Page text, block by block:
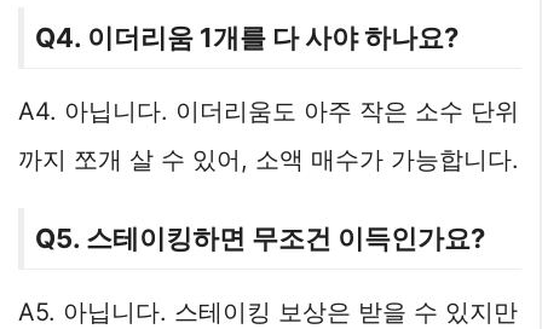
Q4. 이더리움 1개를 다 사야 하나요?
A4. 아닙니다. 이더리움도 아주 작은 소수 단위
까지 쪼개 살 수 있어, 소액 매수가 가능합니다.
Q5. 스테이킹하면 무조건 이득인가요?
A5. 아닙니다. 스테이킹 보상은 받을 수 있지만